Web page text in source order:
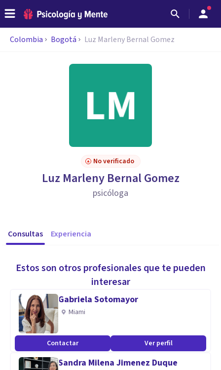
Colombia Bogotá Luz Marleny Bernal Gomez
No verificado
Luz Marleny Bernal Gomez
psicóloga
Consultas Experiencia
Estos son otros profesionales que te pueden
interesar
Gabriela Sotomayor
Miami
Contactar Ver perfil
Sandra Milena Jimenez Duque